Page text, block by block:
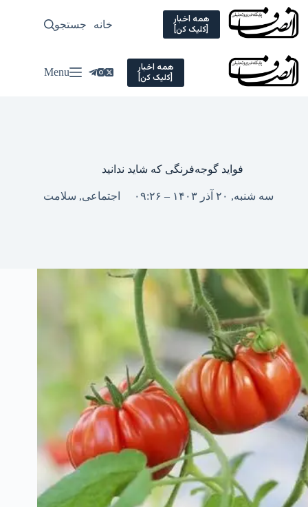
Skip
content
همه اخبار
[کلیک کن] خانه سیاسی
جستجو
همه اخبار
[کلیک کن] Menu
فواید گوجه‎‌فرنگی که شاید ندانید
سه شنبه, ۲۰ آذر ۱۴۰۳ – ۰۹:۲۶ اجتماعی, سلامت